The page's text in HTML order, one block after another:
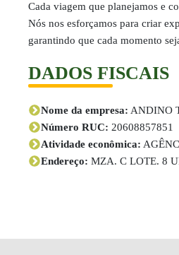
Cada viagem que planejamos e
Nós nos esforçamos para criar
garantindo que cada momento
DADOS FISCAIS
Nome da empresa: ANDINO
Número RUC: 20608857851
Atividade econômica:
Endereço: MZA. C LOTE. 8